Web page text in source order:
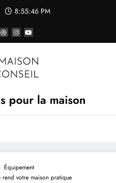
8:55:47 PM
pour la maison
Équipement
votre maison pratique